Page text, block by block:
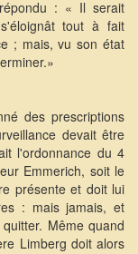
: « Il serait
tout à fait
; mais, vu son état
des prescriptions
devait être
l'ordonnance du 4
Emmerich, soit le
présente et doit lui
: mais jamais, et
Même quand
Limberg doit alors